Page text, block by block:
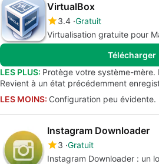
VirtualBox
3.4 Gratuit
Virtualisation gratuite pour
Télécharger
LES PLUS: Protège votre système-mère.
Revient à un état précédemment
LES MOINS: Configuration peu évidente.
Instagram Downloader
3 Gratuit
Instagram Downloader : un